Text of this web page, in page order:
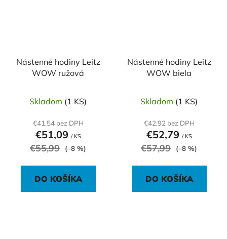
Nástenné hodiny Leitz
WOW ružová
Skladom (1 KS)
€41,54 bez DPH
€51,09 / KS
€55,99 (–8 %)
DO KOŠÍKA
Nástenné hodiny Leitz
WOW biela
Skladom (1 KS)
€42,92 bez DPH
€52,79 / KS
€57,99 (–8 %)
DO KOŠÍKA